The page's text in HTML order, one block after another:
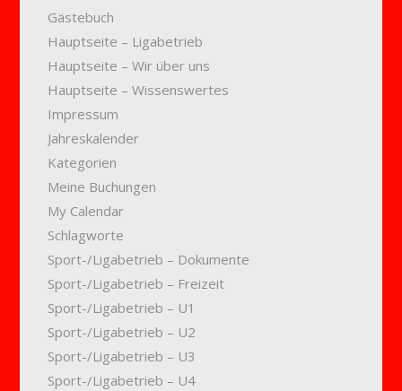
Gästebuch
Hauptseite – Ligabetrieb
Hauptseite – Wir über uns
Hauptseite – Wissenswertes
Impressum
Jahreskalender
Kategorien
Meine Buchungen
My Calendar
Schlagworte
Sport-/Ligabetrieb – Dokumente
Sport-/Ligabetrieb – Freizeit
Sport-/Ligabetrieb – U1
Sport-/Ligabetrieb – U2
Sport-/Ligabetrieb – U3
Sport-/Ligabetrieb – U4